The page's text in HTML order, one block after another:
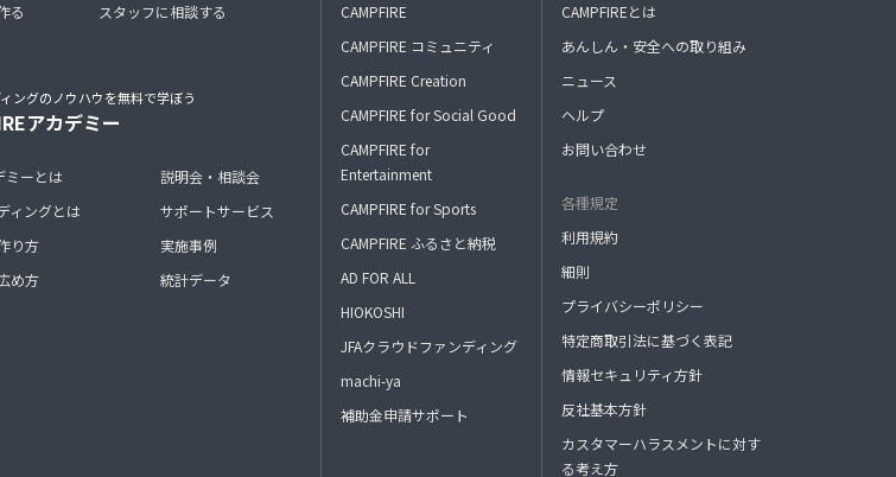
る
スタッフに相談する
ングのノウハウを無料で学ぼう
アカデミー
ミーとは
ィングとは
り方
め方
説明会・相談会
サポートサービス
実施事例
統計データ
CAMPFIRE
CAMPFIRE コミュニティ
CAMPFIRE Creation
CAMPFIRE for Social Good
CAMPFIRE for
Entertainment
CAMPFIRE for Sports
CAMPFIRE ふるさと納税
AD FOR ALL
HIOKOSHI
JFAクラウドファンディング
machi-ya
補助金申請サポート
CAMPFIREとは
あんしん・安全への取り組み
ニュース
ヘルプ
お問い合わせ
各種規定
利用規約
細則
プライバシーポリシー
特定商取引法に基づく表記
情報セキュリティ方針
反社基本方針
カスタマーハラスメントに対す
る考え方